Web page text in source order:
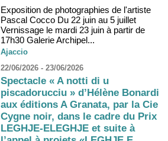
Exposition de photographies de l'artiste
Pascal Cocco Du 22 juin au 5 juillet
Vernissage le mardi 23 juin à partir de
17h30 Galerie Archipel...
Ajaccio
22/06/2026 - 23/06/2026
Spectacle « A notti di u
piscadorucciu » d’Hélène Bonardi
aux éditions A Granata, par la Cie
Cygne noir, dans le cadre du Prix
LEGHJE-ELEGHJE et suite à